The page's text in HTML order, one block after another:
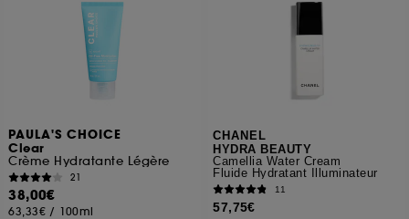
PAULA'S CHOICE
Clear
Crème Hydratante Légère
21
38,00€
63,33€ / 100ml
CHANEL
HYDRA BEAUTY
Camellia Water Cream
Fluide Hydratant Illuminateur
11
57,75€